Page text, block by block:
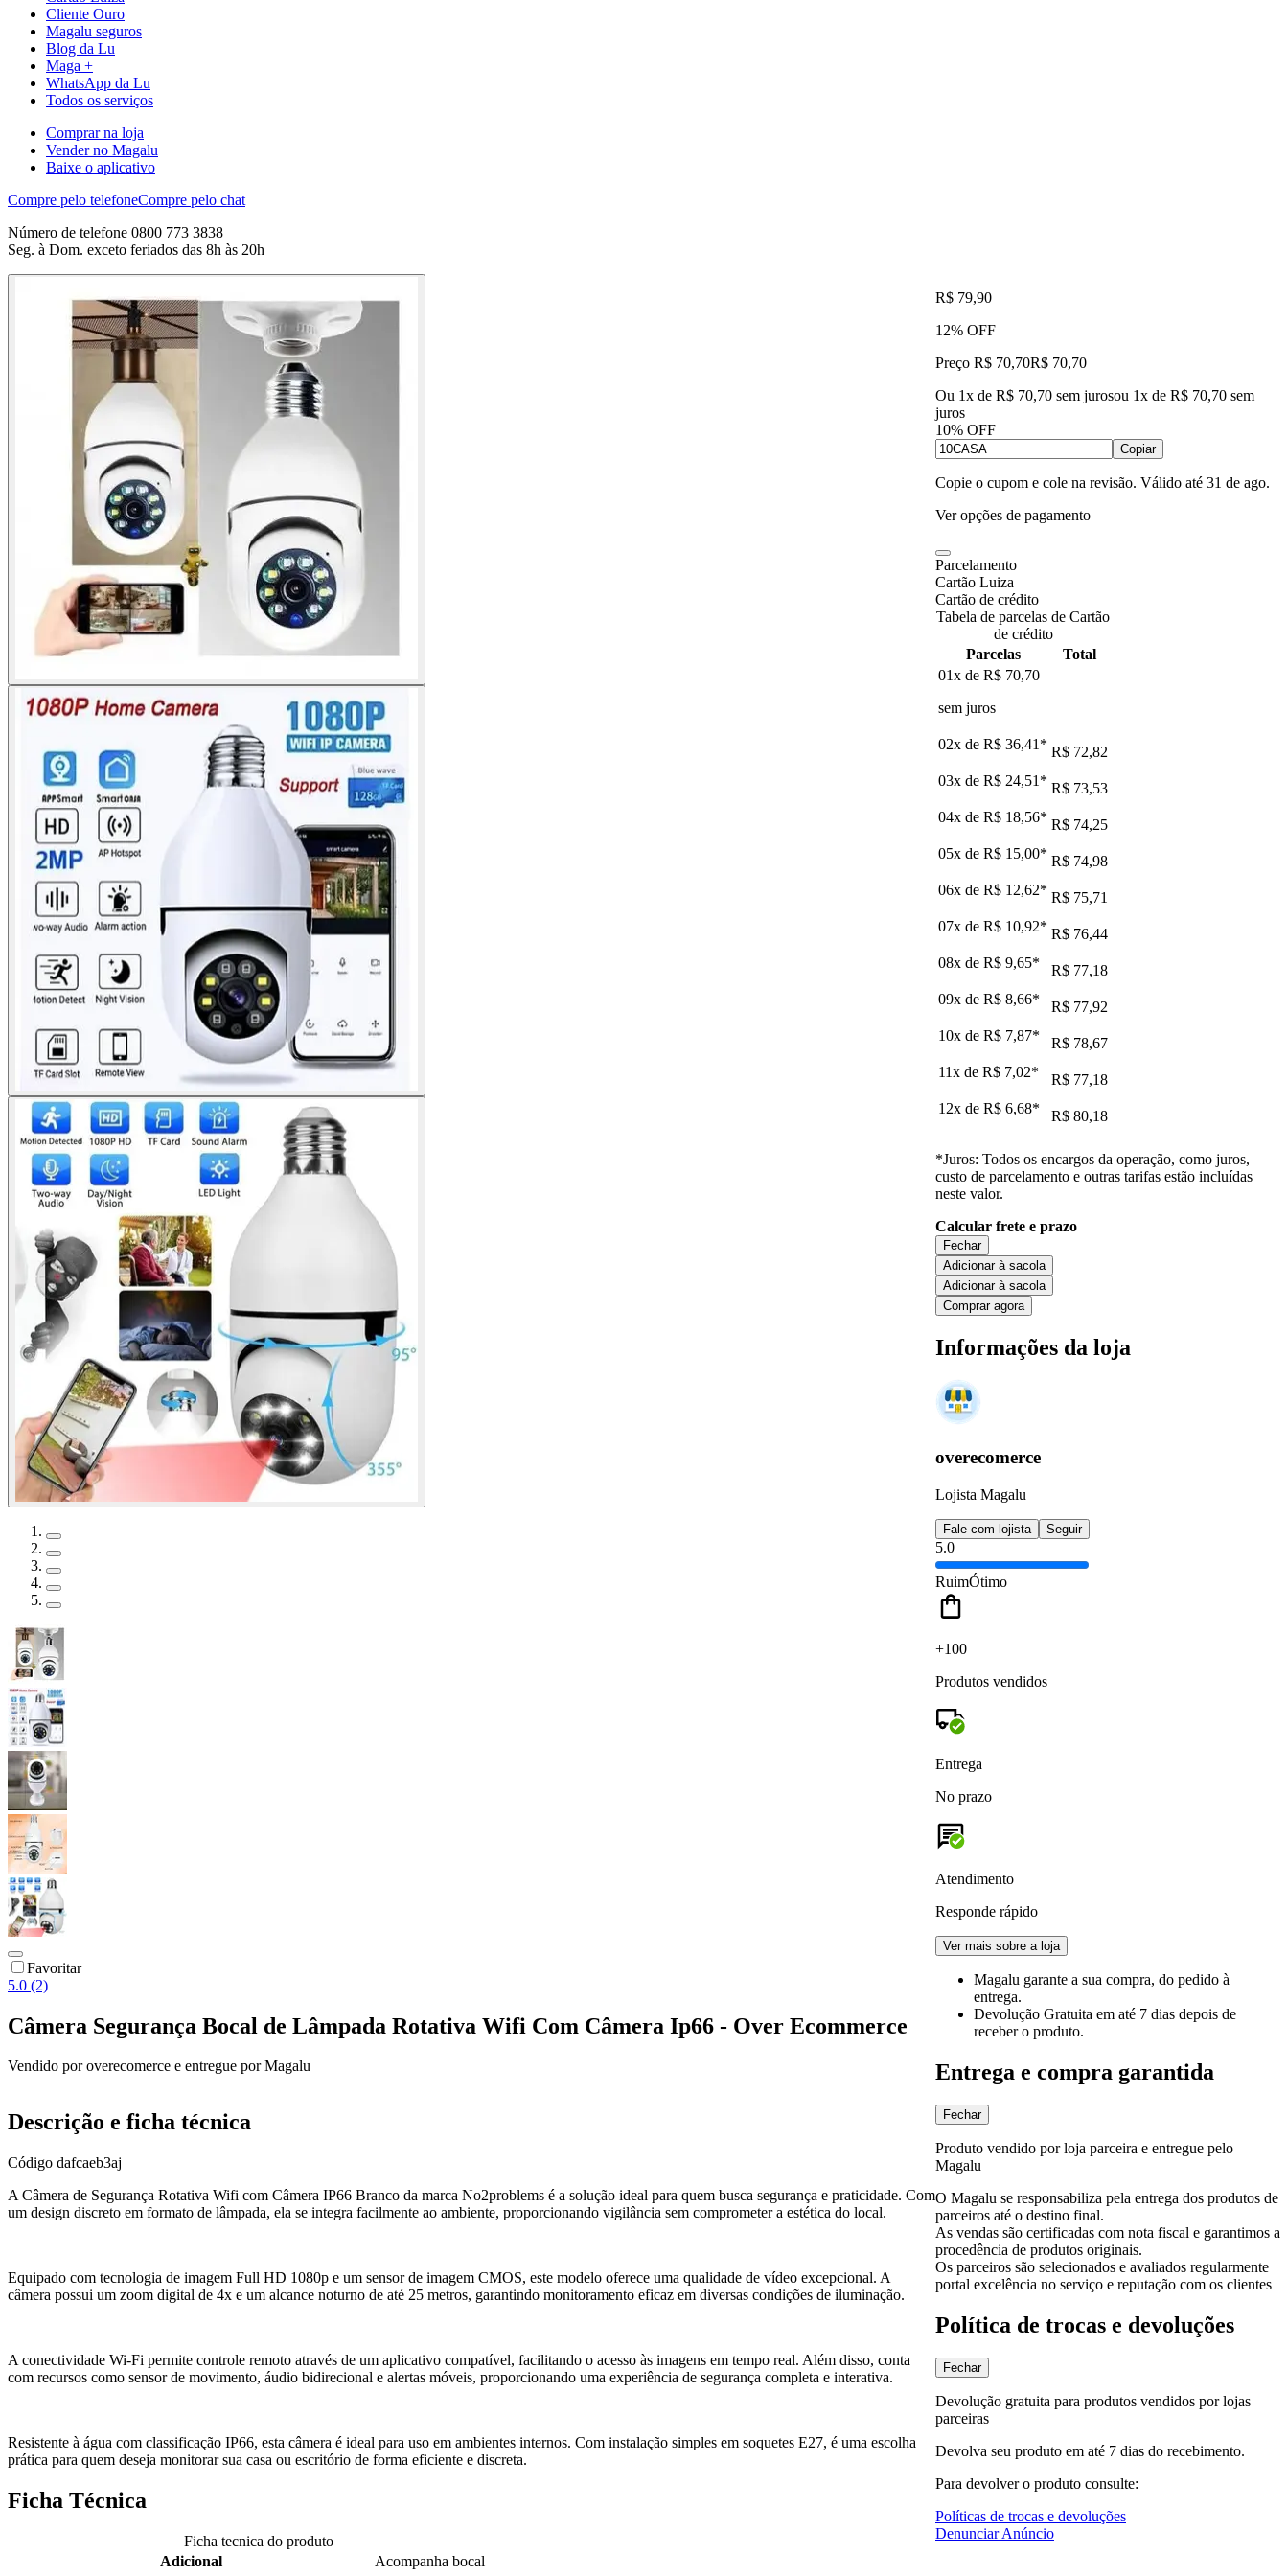
Cliente Ouro
Magalu seguros
Blog da Lu
Maga +
WhatsApp da Lu
Todos os serviços
Comprar na loja
Vender no Magalu
Baixe o aplicativo
Compre pelo telefoneCompre pelo chat
Número de telefone 0800 773 3838
Seg. à Dom. exceto feriados das 8h às 20h
Favoritar
5.0 (2)
Câmera Segurança Bocal de Lâmpada Rotativa Wifi Com Câmera Ip66 - Over Ecommerce
Vendido poroverecomerce e entregue por Magalu
R$ 79,90
12% OFF
Preço R$ 70,70R$ 70,70
Ou 1x de R$ 70,70 sem jurosou 1x de R$ 70,70 sem
juros
10% OFF
Copiar
Copie o cupom e cole na revisão. Válido até 31 de ago.
Ver opções de pagamento
Parcelamento
Cartão Luiza
Cartão de crédito
Tabela de parcelas de Cartão
de crédito
Parcelas
Total
01x de R$ 70,70
sem juros
02x de R$ 36,41 * R$ 72,82
03x de R$ 24,51 * R$ 73,53
04x de R$ 18,56* R$ 74,25
05x de R$ 15,00* R$ 74,98
06x de R$ 12,62* R$ 75,71
07x de R$ 10,92* R$ 76,44
08x de R$ 9,65*
R$ 77,18
09x de R$ 8,66*
R$ 77,92
10x de R$ 7,87*
R$ 78,67
11x de R$ 7,02*
R$ 77,18
12x de R$ 6,68* R$ 80,18
*Juros: Todos os encargos da operação, como juros,
custo de parcelamento e outras tarifas estão incluídas
neste valor.
Calcular frete e prazo
Fechar
Adicionar à sacola
Adicionar à sacola
Comprar agora
Informações da loja
overecomerce
Lojista Magalu
Fale com lojista Seguir
5.0
RuimÓtimo
+100
Produtos vendidos
Entrega
No prazo
Atendimento
Responde rápido
Ver mais sobre a loja
Magalu garante a sua compra, do pedido à
entrega.
Devolução Gratuita em até 7 dias depois de
receber o produto.
Entrega e compra garantida
Fechar
Produto vendido por loja parceira e entregue pelo
Magalu
O Magalu se responsabiliza pela entrega dos produtos de
parceiros até o destino final.
As vendas são certificadas com nota fiscal e garantimos a
procedência de produtos originais.
Os parceiros são selecionados e avaliados regularmente
portal excelência no serviço e reputação com os clientes
Política de trocas e devoluções
Fechar
Devolução gratuita para produtos vendidos por lojas
parceiras
Devolva seu produto em até 7 dias do recebimento.
Para devolver o produto consulte:
Políticas de trocas e devoluções
Denunciar Anúncio
Descrição e ficha técnica
Código dafcaeb3aj
A Câmera de Segurança Rotativa Wifi com Câmera IP66 Branco da marca No2problems é a solução ideal para quem busca segurança e praticidade. Com
um design discreto em formato de lâmpada, ela se integra facilmente ao ambiente, proporcionando vigilância sem comprometer a estética do local.
Equipado com tecnologia de imagem Full HD 1080p e um sensor de imagem CMOS, este modelo oferece uma qualidade de vídeo excepcional. A
câmera possui um zoom digital de 4x e um alcance noturno de até 25 metros, garantindo monitoramento eficaz em diversas condições de iluminação.
A conectividade Wi-Fi permite controle remoto através de um aplicativo compatível, facilitando o acesso às imagens em tempo real. Além disso, conta
com recursos como sensor de movimento, áudio bidirecional e alertas móveis, proporcionando uma experiência de segurança completa e interativa.
Resistente à água com classificação IP66, esta câmera é ideal para uso em ambientes internos. Com instalação simples em soquetes E27, é uma escolha
prática para quem deseja monitorar sua casa ou escritório de forma eficiente e discreta.
Ficha Técnica
Ficha tecnica do produto
Adicional
Acompanha bocal